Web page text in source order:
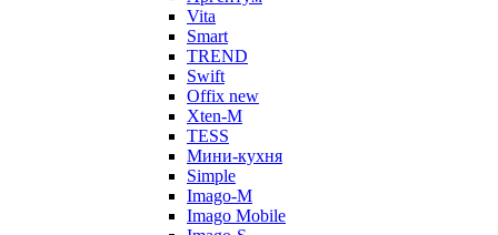
Vita
Smart
TREND
Swift
Offix new
Xten-M
TESS
Мини-кухня
Simple
Imago-M
Imago Mobile